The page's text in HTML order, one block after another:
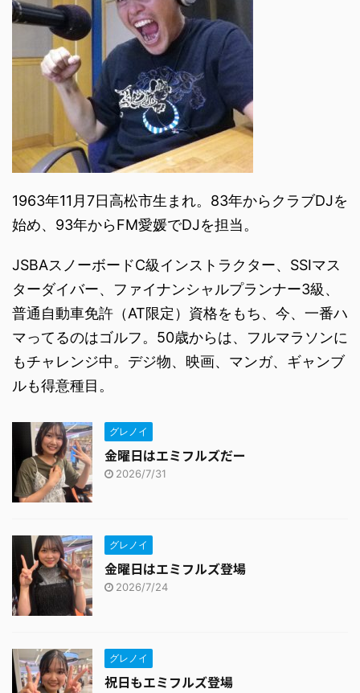
1963年11月7日高松市生まれ。83年からクラブDJを
始め、93年からFM愛媛でDJを担当。
JSBAスノーボードC級インストラクター、SSIマス
ターダイバー、ファイナンシャルプランナー3級、
普通自動車免許（AT限定）資格をもち、今、一番ハ
マってるのはゴルフ。50歳からは、フルマラソンに
もチャレンジ中。デジ物、映画、マンガ、ギャンブ
ルも得意種目。
グレノイ
金曜日はエミフルズだー
2026/7/31
グレノイ
金曜日はエミフルズ登場
2026/7/24
グレノイ
祝日もエミフルズ登場